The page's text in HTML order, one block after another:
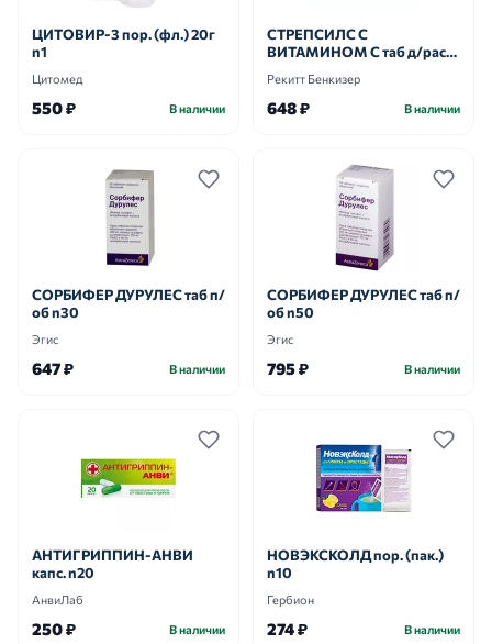
ЦИТОВИР-3 пор. (фл.) 20г
n1
Цитомед
550 ₽ В наличии
СТРЕПСИЛС С
ВИТАМИНОМ С таб д/расс.
Рекитт Бенкизер
648 ₽ В наличии
СОРБИФЕР ДУРУЛЕС таб п/
об n30
Эгис
647 ₽ В наличии
СОРБИФЕР ДУРУЛЕС таб п/
об n50
Эгис
795 ₽ В наличии
АНТИГРИППИН-АНВИ
капс. n20
АнвиЛаб
250 ₽ В наличии
НОВЭКСКОЛД пор. (пак.)
n10
Гербион
274 ₽ В наличии